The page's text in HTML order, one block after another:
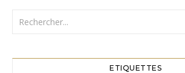
ETIQUETTES